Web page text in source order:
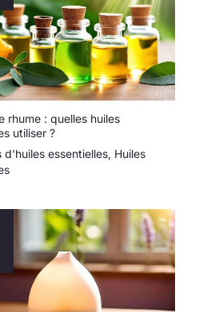
rhume : quelles huiles
utiliser ?
d'huiles essentielles, Huiles